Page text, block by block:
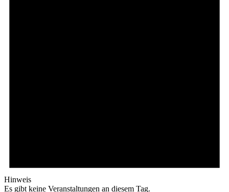
Hinweis
Es gibt keine Veranstaltungen an diesem Tag.